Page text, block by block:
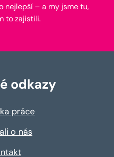
nejlepší – a my jsme tu,
to zajistili.
odkazy
práce
o nás